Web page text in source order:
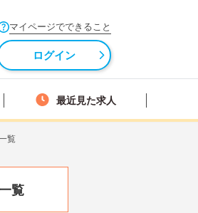
マイページでできること
ログイン
最近見た求人
覧
覧